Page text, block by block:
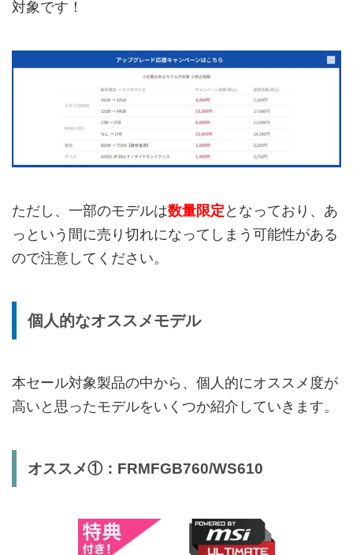
対象です！
ただし、一部のモデルは数量限定となっており、あ
っという間に売り切れになってしまう可能性がある
ので注意してください。
個人的なオススメモデル
本セール対象製品の中から、個人的にオススメ度が
高いと思ったモデルをいくつか紹介していきます。
オススメ①：FRMFGB760/WS610